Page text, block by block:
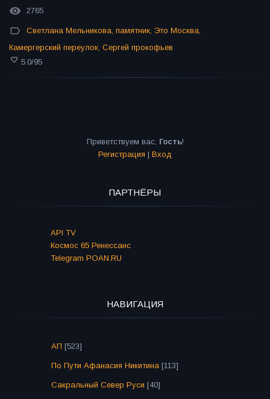
2765
Светлана Мельникова, памятник, Это Москва,
Камергерский переулок, Сергей прокофьев
5.0/95
Приветствуем вас, Гость!
Регистрация | Вход
ПАРТНЁРЫ
API TV
Космос 65 Ренессанс
Telegram POAN.RU
НАВИГАЦИЯ
АП [523]
По Пути Афанасия Никитина [113]
Сакральный Север Руси [40]